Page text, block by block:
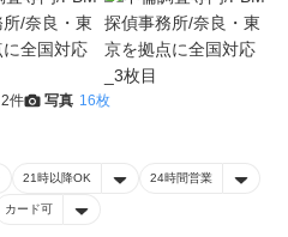
2件 写真 16枚
21時以降OK 24時間営業
カード可